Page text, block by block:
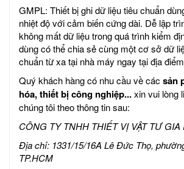
GMPL: Thiết bị ghi dữ liệu tiêu chuẩn
nhiệt độ với cảm biến cứng dài. Dễ lập
không mất dữ liệu trong quá trình kiểm
dùng có thể chia sẻ cùng một cơ sở dữ
chuẩn từ xa tại nhà máy ngay tại địa
Quý khách hàng có nhu cầu về các sản
hóa, thiết bị công nghiệp...xin vui lòng
chúng tôi theo thông tin sau:
CÔNG TY TNHH THIẾT VỊ VẬT TƯ GIA
Địa chỉ: 1331/15/16A Lê Đức Thọ,
TP.HCM